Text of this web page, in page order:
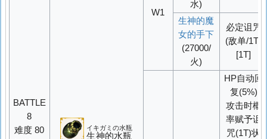
BATTLE
8
难度 80
生神的水瓶
イキガミの水瓶
W1
水)
生神的魔
女的手下
(27000/
火)
必定诅咒
(敌单/1T)
[1T]
HP自动回
复(5%)
攻击时概
率赋予诅
咒(1T)状